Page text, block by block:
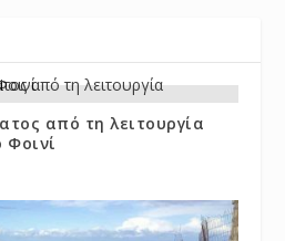
από τη λειτουργία
Φοινί